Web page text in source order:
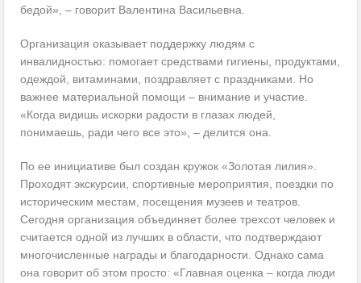
бедой», – говорит Валентина Васильевна.
Организация оказывает поддержку людям с
инвалидностью: помогает средствами гигиены, продуктами,
одеждой, витаминами, поздравляет с праздниками. Но
важнее материальной помощи – внимание и участие.
«Когда видишь искорки радости в глазах людей,
понимаешь, ради чего все это», – делится она.
По ее инициативе был создан кружок «Золотая лилия».
Проходят экскурсии, спортивные мероприятия, поездки по
историческим местам, посещения музеев и театров.
Сегодня организация объединяет более трехсот человек и
считается одной из лучших в области, что подтверждают
многочисленные награды и благодарности. Однако сама
она говорит об этом просто: «Главная оценка – когда люди